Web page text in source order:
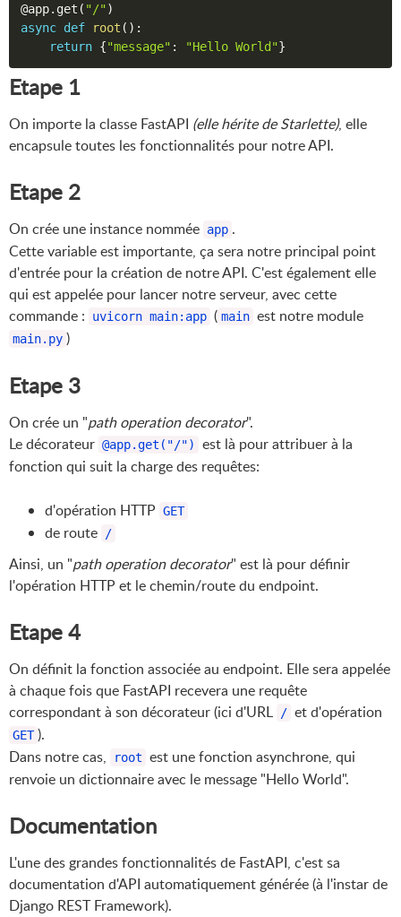
@app. get ( "/")
async def root ( ) :
return {"message" : "Hello World"}
Etape 1
On importe la classe FastAPI (elle hérite de Starlette), elle
encapsule toutes les fonctionnalités pour notre API.
Etape 2
On crée une instance nommée app .
Cette variable est importante, ça sera notre principal point
d'entrée pour la création de notre API. C'est également elle
qui est appelée pour lancer notre serveur, avec cette
commande :
uvicorn main:app ( main est notre module
main.py )
Etape 3
On crée un "path operation decorator".
Le décorateur @app.get("/")
est là pour attribuer à la
fonction qui suit la charge des requêtes:
d'opération HTTP GET
de route /
Ainsi, un "path operation decorator" est là pour définir
l'opération HTTP et le chemin/route du endpoint.
Etape 4
On définit la fonction associée au endpoint. Elle sera appelée
à chaque fois que FastAPI recevera une requête
correspondant à son décorateur (ici d'URL
/ et d'opération
GET ).
Dans notre cas,
root est une fonction asynchrone, qui
renvoie un dictionnaire avec le message "Hello World".
Documentation
L'une des grandes fonctionnalités de FastAPI, c'est sa
documentation d'API automatiquement générée (à l'instar de
Django REST Framework).